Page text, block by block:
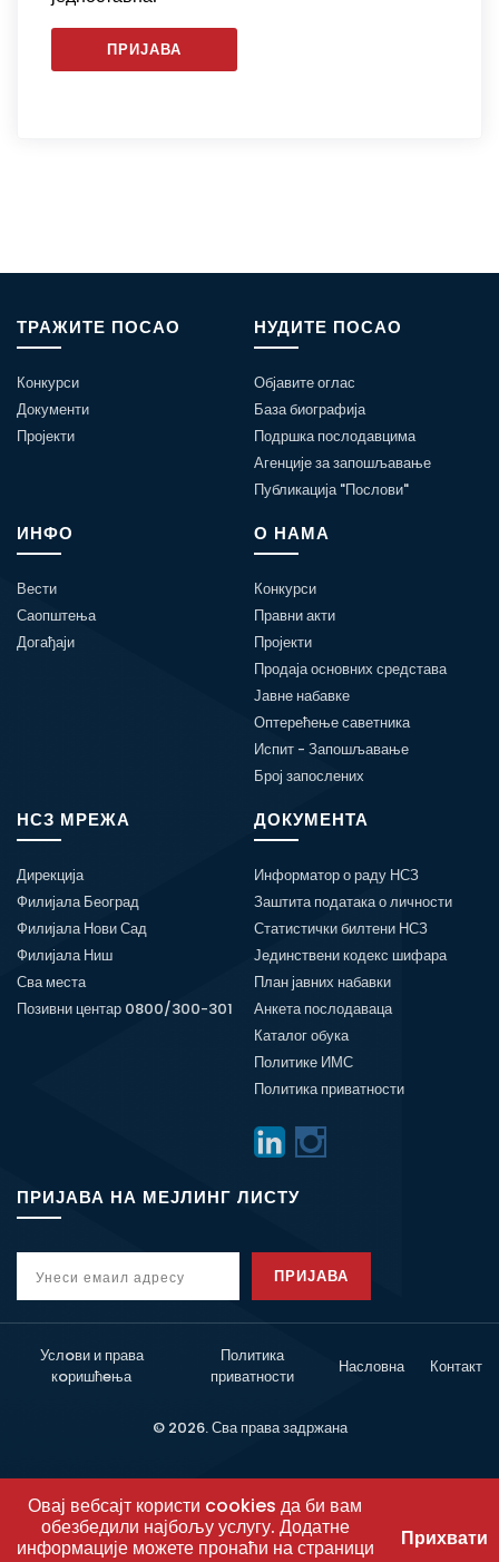
ПРИЈАВА
ТРАЖИТЕ ПОСАО
Конкурси
Документи
Пројекти
НУДИТЕ ПОСАО
Објавите оглас
База биографија
Подршка послодавцима
Агенције за запошљавање
Публикација "Послови"
ИНФО
Вести
Саопштења
Догађаји
О НАМА
Конкурси
Правни акти
Пројекти
Продаја основних средстава
Јавне набавке
Оптерећење саветника
Испит - Запошљавање
Број запослених
НСЗ МРЕЖА
Дирекција
Филијала Београд
Филијала Нови Сад
Филијала Ниш
Сва места
Позивни центар 0800/300-301
ДОКУМЕНТА
Информатор о раду НСЗ
Заштита података о личности
Статистички билтени НСЗ
Јединствени кодекс шифара
План јавних набавки
Анкета послодаваца
Каталог обука
Политике ИМС
Политика приватности
ПРИЈАВА НА МЕЈЛИНГ ЛИСТУ
ПРИЈАВА
Услoви и права
кoришћeња
Политика
приватности
Насловна Контакт
© 2026. Сва права задржана
Овај вебсајт користи cookies да би вам
обезбедили најбољу услугу. Додатне
информације можете пронаћи на страници
Прихвати